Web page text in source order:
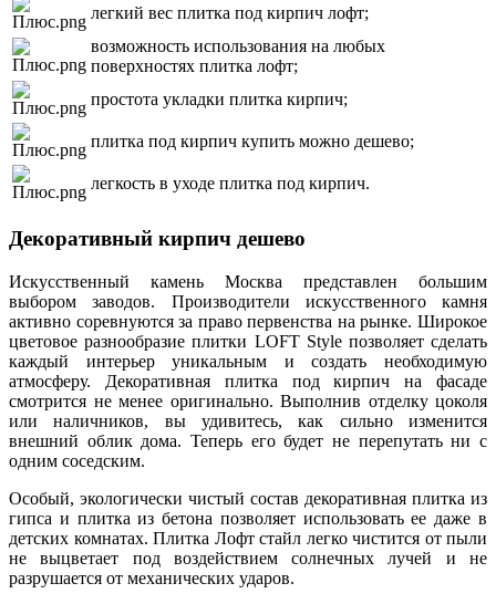
легкий вес плитка под кирпич лофт;
возможность использования на любых
поверхностях плитка лофт;
простота укладки плитка кирпич;
плитка под кирпич купить можно дешево;
легкость в уходе плитка под кирпич.
Декоративный кирпич дешево
Искусственный камень Москва представлен большим
выбором заводов. Производители искусственного камня
активно соревнуются за право первенства на рынке. Широкое
цветовое разнообразие плитки LOFT Style позволяет сделать
каждый интерьер уникальным и создать необходимую
атмосферу. Декоративная плитка под кирпич на фасаде
смотрится не менее оригинально. Выполнив отделку цоколя
или наличников, вы удивитесь, как сильно изменится
внешний облик дома. Теперь его будет не перепутать ни с
одним соседским.
Особый, экологически чистый состав декоративная плитка из
гипса и плитка из бетона позволяет использовать ее даже в
детских комнатах. Плитка Лофт стайл легко чистится от пыли
не выцветает под воздействием солнечных лучей и не
разрушается от механических ударов.